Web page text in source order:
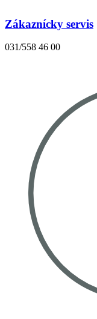
Zákaznícky servis
031/558 46 00